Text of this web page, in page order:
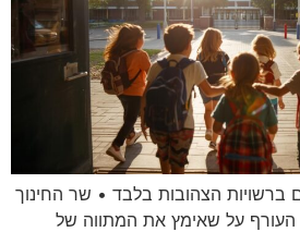
ברשויות הצהובות בלבד • שר החינוך
העורף על שאימץ את המתווה של